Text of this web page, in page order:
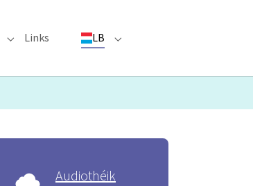
Submenu for "Patrimoine"
Links LB Submenu for "LB"
Audiothéik